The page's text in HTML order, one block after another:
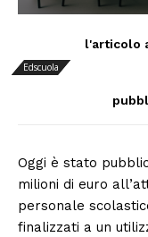
l'articolo
Edscuola
Oggi è stato
milioni di euro
personale
finalizzati a un